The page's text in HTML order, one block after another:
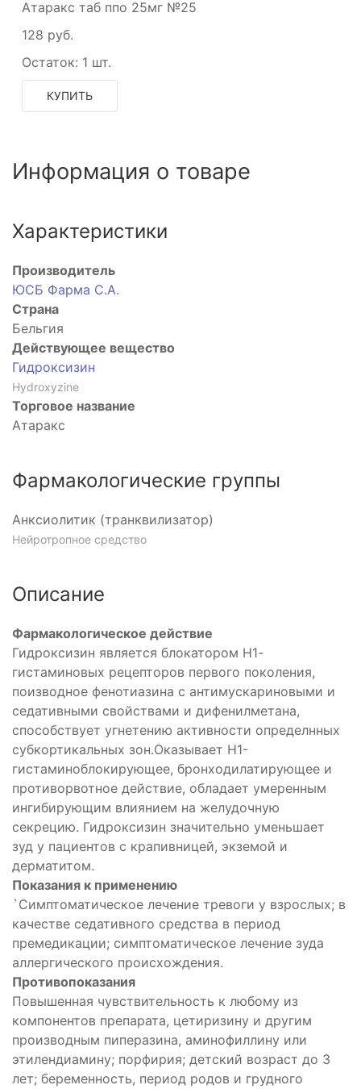
Атаракс таб ппо 25мг №25
128 руб.
Остаток: 1 шт.
КУПИТЬ
Информация о товаре
Характеристики
Производитель
ЮСБ Фарма С.А.
Страна
Бельгия
Действующее вещество
Гидроксизин
Hydroxyzine
Торговое название
Атаракс
Фармакологические группы
Анксиолитик (транквилизатор)
Нейротропное средство
Описание
Фармакологическое действие
Гидроксизин является блокатором Н1-
гистаминовых рецепторов первого поколения,
поизводное фенотиазина с антимускариновыми и
седативными свойствами и дифенилметана,
способствует угнетению активности определнных
субкортикальных зон.Оказывает H1-
гистаминоблокирующее, бронходилатирующее и
противорвотное действие, обладает умеренным
ингибирующим влиянием на желудочную
секрецию. Гидроксизин значительно уменьшает
зуд у пациентов с крапивницей, экземой и
дерматитом.
Показания к применению
`Cимптоматическое лечение тревоги у взрослых; в
качестве седативного средства в период
премедикации; симптоматическое лечение зуда
аллергического происхождения.
Противопоказания
Повышенная чувствительность к любому из
компонентов препарата, цетиризину и другим
производным пиперазина, аминофиллину или
этилендиамину; порфирия; детский возраст до 3
лет; беременность, период родов и грудного